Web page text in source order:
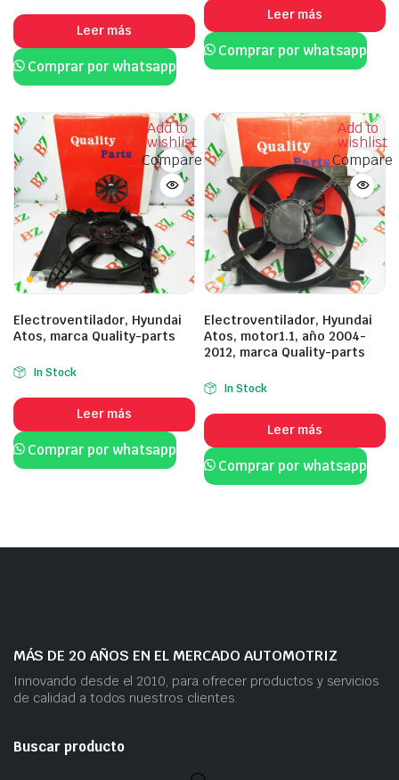
Leer más
Comprar por whatsapp
Leer más
Comprar por whatsapp
Add to
wishlist
Compare
Electroventilador, Hyundai
Atos, marca Quality-parts
In Stock
Leer más
Comprar por whatsapp
Add to
wishlist
Compare
Electroventilador, Hyundai
Atos, motor1.1, año 2004-
2012, marca Quality-parts
In Stock
Leer más
Comprar por whatsapp
MÁS DE 20 AÑOS EN EL MERCADO AUTOMOTRIZ
Innovando desde el 2010, para ofrecer productos y servicios
de calidad a todos nuestros clientes.
Buscar producto